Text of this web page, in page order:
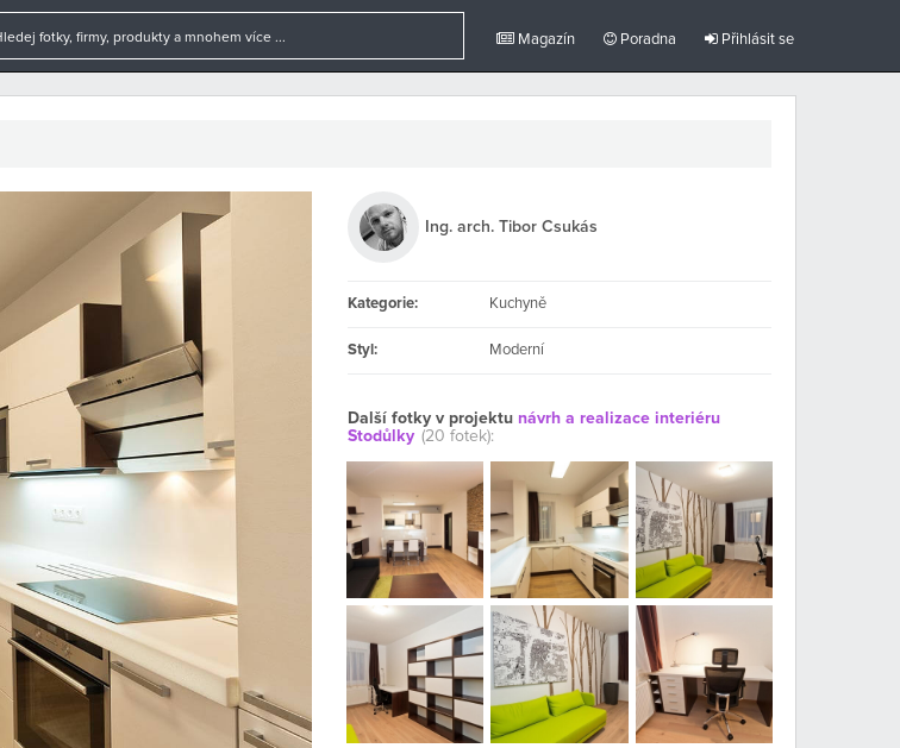
Magazín Poradna Přihlásit se
Ing. arch. Tibor Csukás
Kategorie: Kuchyně
Styl: Moderní
Další fotky v projektu návrh a realizace interiéru
Stodůlky (20 fotek):